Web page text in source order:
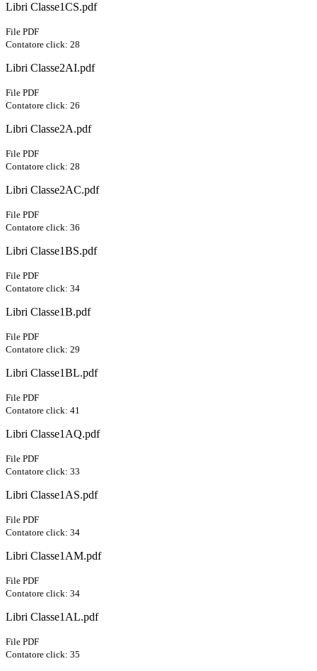
Libri Classe1CS.pdf
File PDF
Contatore click: 28
Libri Classe2AI.pdf
File PDF
Contatore click: 26
Libri Classe2A.pdf
File PDF
Contatore click: 28
Libri Classe2AC.pdf
File PDF
Contatore click: 36
Libri Classe1BS.pdf
File PDF
Contatore click: 34
Libri Classe1B.pdf
File PDF
Contatore click: 29
Libri Classe1BL.pdf
File PDF
Contatore click: 41
Libri Classe1AQ.pdf
File PDF
Contatore click: 33
Libri Classe1AS.pdf
File PDF
Contatore click: 34
Libri Classe1AM.pdf
File PDF
Contatore click: 34
Libri Classe1AL.pdf
File PDF
Contatore click: 35